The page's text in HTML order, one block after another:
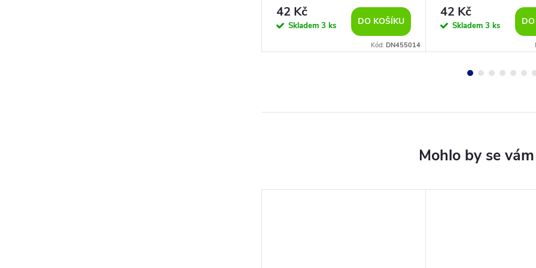
42 Kč
Skladem 3 ks DO KOŠÍKU
Kód: DN455014
42 Kč
Skladem 3 ks